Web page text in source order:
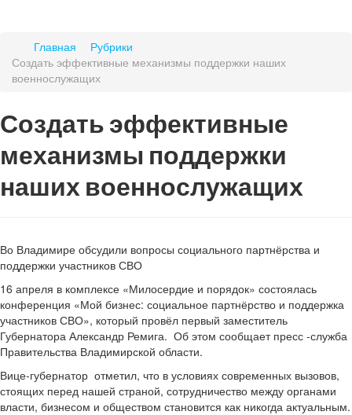
Главная
Рубрики
Создать эффективные механизмы поддержки наших
военнослужащих
Создать эффективные
механизмы поддержки
наших военнослужащих
Во Владимире обсудили вопросы социального партнёрства и
поддержки участников СВО
16 апреля в комплексе «Милосердие и порядок» состоялась
конференция «Мой бизнес: социальное партнёрство и поддержка
участников СВО», который провёл первый заместитель
Губернатора Александр Ремига. Об этом сообщает пресс -служба
Правительства Владимирской области.
Вице-губернатор отметил, что в условиях современных вызовов,
стоящих перед нашей страной, сотрудничество между органами
власти, бизнесом и обществом становится как никогда актуальным.